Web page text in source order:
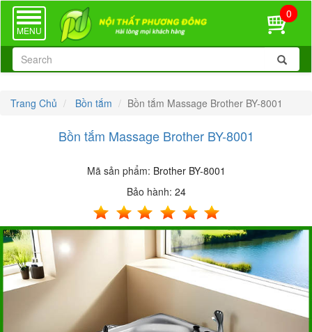
TOGGLE
NAVIGATION
MENU
0
Trang Chủ Bồn tắm Bồn tắm Massage Brother BY-8001
Bồn tắm Massage Brother BY-8001
Mã sản phẩm: Brother BY-8001
Bảo hành: 24